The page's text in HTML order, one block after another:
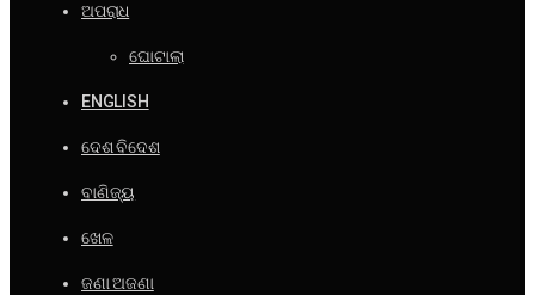
ଅପରାଧ
ଘୋଟାଲା
ENGLISH
ଦେଶ ବିଦେଶ
ବାଣିଜ୍ୟ
ଖେଳ
ଜଣା ଅଜଣା